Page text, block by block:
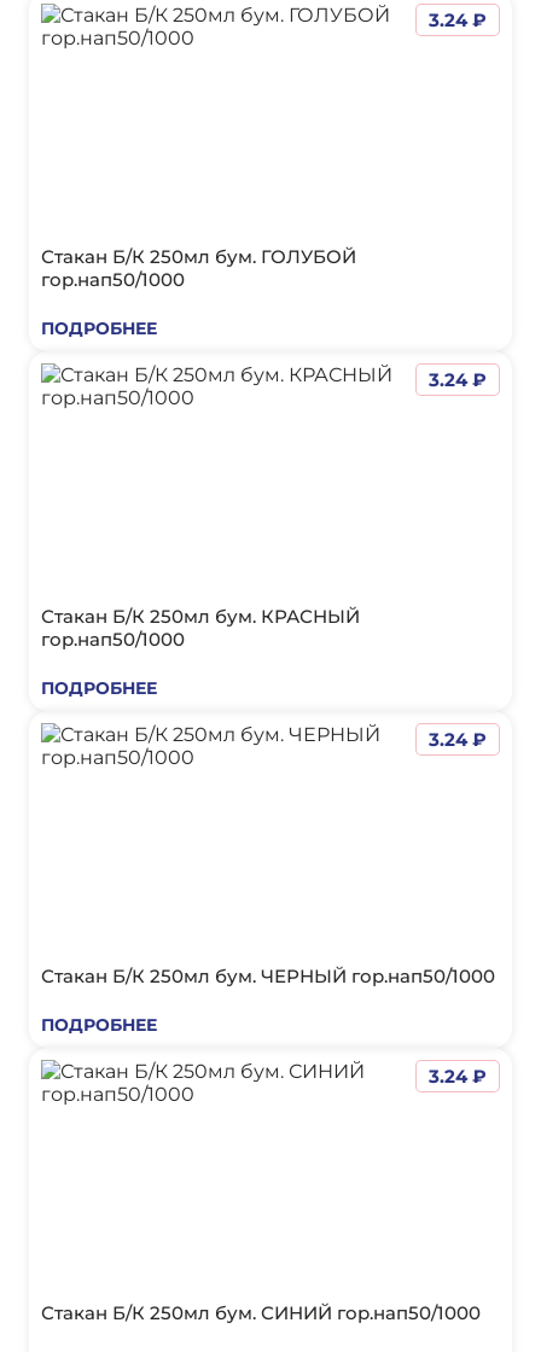
Стакан Б/К 250мл бум. ГОЛУБОЙ
гор.нап50/1000
ПОДРОБНЕЕ
3.24 ₽
Стакан Б/К 250мл бум. КРАСНЫЙ
гор.нап50/1000
ПОДРОБНЕЕ
3.24 ₽
Стакан Б/К 250мл бум. ЧЕРНЫЙ гор.нап50/1000
ПОДРОБНЕЕ
3.24 ₽
Стакан Б/К 250мл бум. СИНИЙ гор.нап50/1000
3.24 ₽